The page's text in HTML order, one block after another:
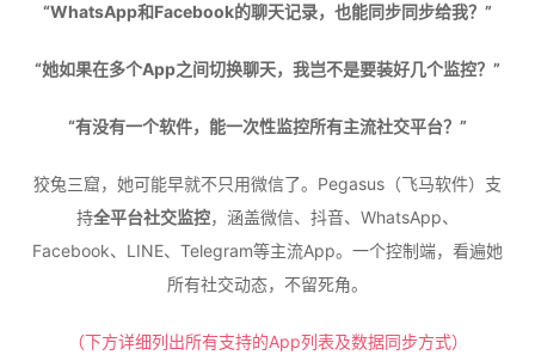
“WhatsApp和Facebook的聊天记录，也能同步同步给我？”
“她如果在多个App之间切换聊天，我岂不是要装好几个监控？”
“有没有一个软件，能一次性监控所有主流社交平台？”
狡兔三窟，她可能早就不只用微信了。Pegasus（飞马软件）支
持全平台社交监控，涵盖微信、抖音、WhatsApp、
Facebook、LINE、Telegram等主流App。一个控制端，看遍她
所有社交动态，不留死角。
（下方详细列出所有支持的App列表及数据同步方式）